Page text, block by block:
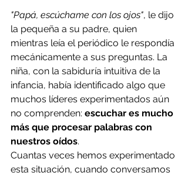
"Papá, escúchame con los ojos", le dijo
la pequeña a su padre, quien
mientras leía el periódico le respondía
mecánicamente a sus preguntas. La
niña, con la sabiduría intuitiva de la
infancia, había identificado algo que
muchos líderes experimentados aún
no comprenden: escuchar es mucho
más que procesar palabras con
nuestros oídos.
Cuantas veces hemos experimentado
esta situación, cuando conversamos